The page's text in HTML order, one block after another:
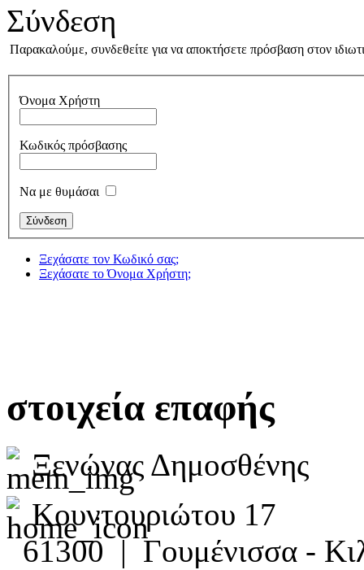
Σύνδεση
Παρακαλούμε, συνδεθείτε για να αποκτήσετε πρόσβαση στον
Όνομα Χρήστη
Κωδικός πρόσβασης
Να με θυμάσαι
Ξεχάσατε τον Κωδικό σας;
Ξεχάσατε το Όνομα Χρήστη;
στοιχεία επαφής
Ξενώνας Δημοσθένης
Κουντουριώτου 17
61300 | Γουμένισσα -